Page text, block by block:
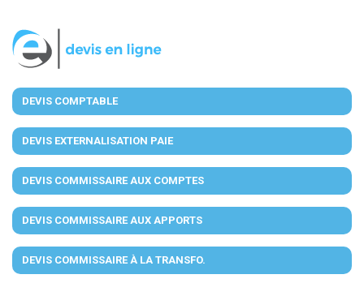
DEVIS COMPTABLE
DEVIS EXTERNALISATION PAIE
DEVIS COMMISSAIRE AUX COMPTES
DEVIS COMMISSAIRE AUX APPORTS
DEVIS COMMISSAIRE À LA TRANSFO.